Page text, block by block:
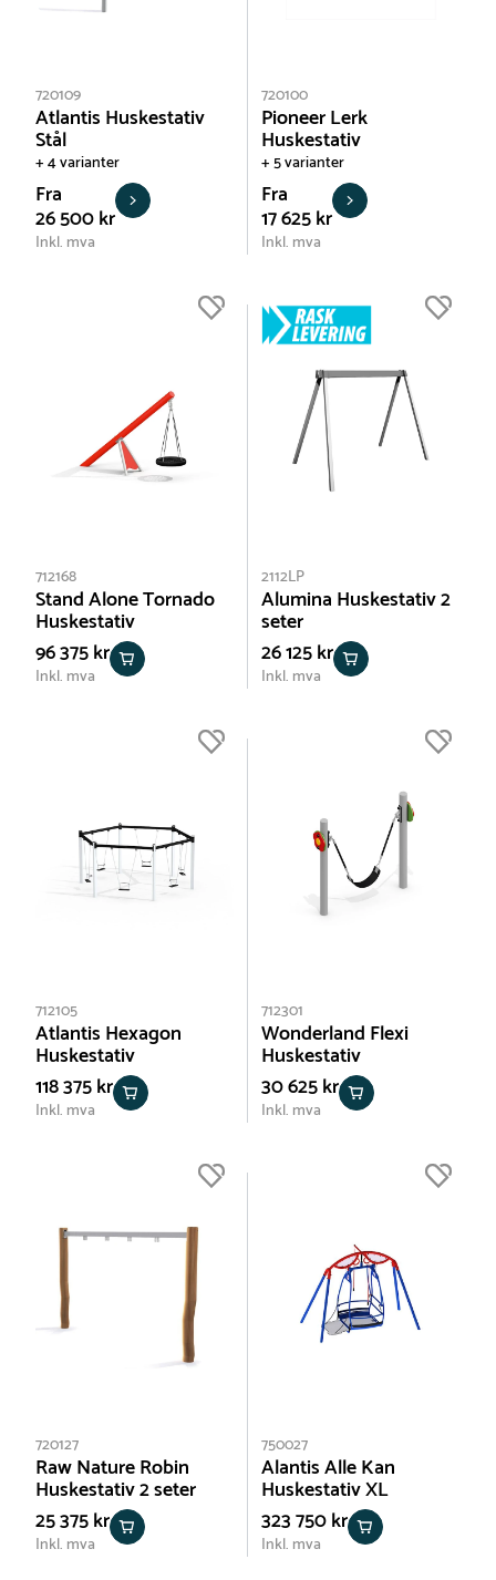
720109
Atlantis Huskestativ
Stål
+ 4 varianter
Fra
26 500 kr
Inkl. mva
720100
Pioneer Lerk
Huskestativ
+ 5 varianter
Fra
17 625 kr
Inkl. mva
712168
Stand Alone Tornado
Huskestativ
96 375 kr
Inkl. mva
2112LP
Alumina Huskestativ 2
seter
26 125 kr
Inkl. mva
712105
Atlantis Hexagon
Huskestativ
118 375 kr
Inkl. mva
712301
Wonderland Flexi
Huskestativ
30 625 kr
Inkl. mva
720127
Raw Nature Robin
Huskestativ 2 seter
25 375 kr
Inkl. mva
750027
Alantis Alle Kan
Huskestativ XL
323 750 kr
Inkl. mva